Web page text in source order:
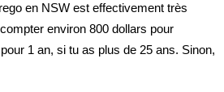
en NSW est effectivement très
environ 800 dollars pour
1 an, si tu as plus de 25 ans. Sinon,